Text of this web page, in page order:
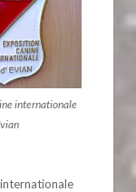
internationale